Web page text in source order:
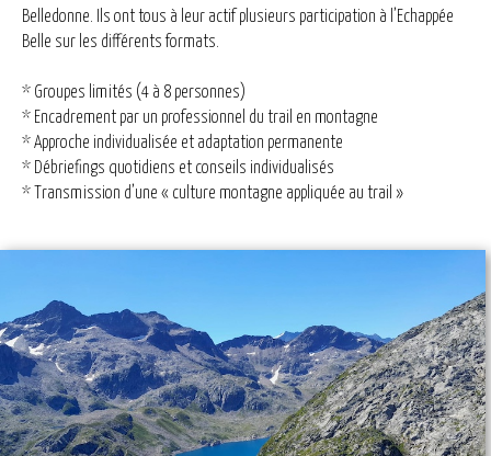
Belledonne. Ils ont tous à leur actif plusieurs participation à l’Echappée
Belle sur les différents formats.
* Groupes limités (4 à 8 personnes)
* Encadrement par un professionnel du trail en montagne
* Approche individualisée et adaptation permanente
* Débriefings quotidiens et conseils individualisés
* Transmission d’une « culture montagne appliquée au trail »